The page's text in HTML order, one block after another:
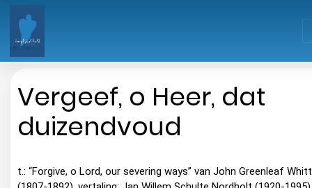
Vergeef, o Heer, dat
duizendvoud
t.: “Forgive, o Lord, our severing ways” van John Greenleaf